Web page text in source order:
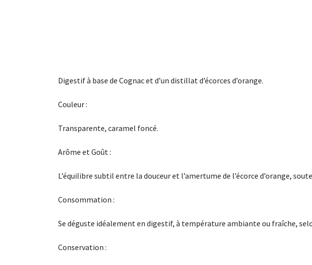
Digestif à base de Cognac et d’un distillat d’écorces d’orange.
Couleur :
Transparente, caramel foncé.
Arôme et Goût :
L’équilibre subtil entre la douceur et l’amertume de l’écorce d’orange,
Consommation :
Se déguste idéalement en digestif, à température ambiante ou fraîche,
Conservation :